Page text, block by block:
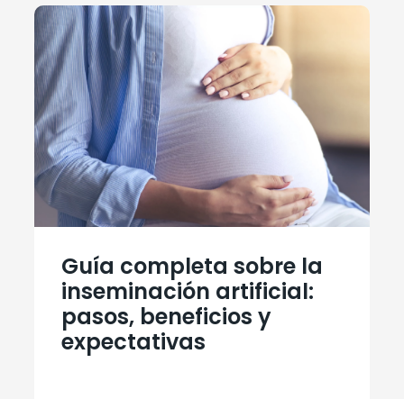
Guía completa sobre la
inseminación artificial:
pasos, beneficios y
expectativas